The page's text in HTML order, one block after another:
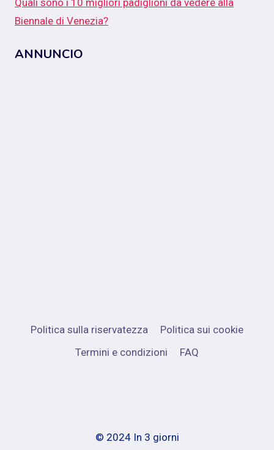
Biennale di Venezia?
ANNUNCIO
Politica sulla riservatezza
Politica sui cookie
Termini e condizioni
FAQ
© 2024 In 3 giorni